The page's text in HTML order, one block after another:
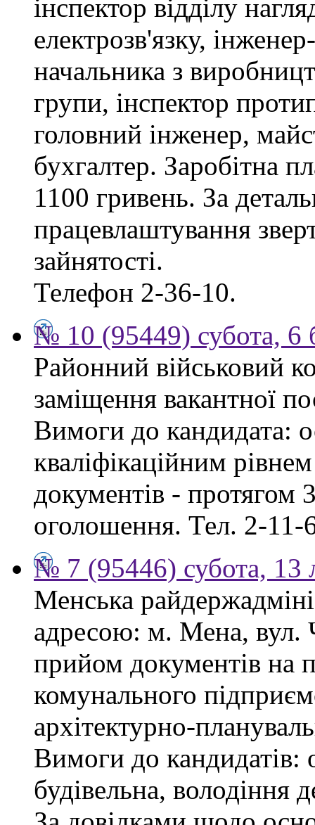
інспектор відділу
електрозв'язку,
начальника з
групи, інспектор
головний інженер,
бухгалтер. Заробітна
1100 гривень. За
працевлаштування
зайнятості.
Телефон 2-36-10.
№ 10 (95449) субота, 6
Районний військовий
заміщення вакантної
Вимоги до кандидата:
кваліфікаційним
документів - протягом
оголошення. Тел. 2-11-
№ 7 (95446) субота, 13
Менська
адресою: м. Мена, вул.
прийом документів на
комунального
архітектурно-
Вимоги до кандидатів:
будівельна,